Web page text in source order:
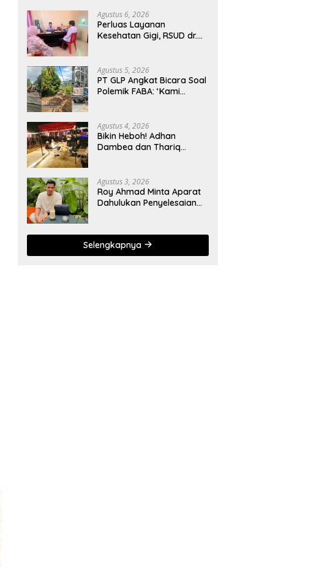
Agustus 6, 2026
Perluas Layanan
Kesehatan Gigi, RSUD dr.
Konservasi Gigi
Agustus 5, 2026
PT GLP Angkat Bicara Soal
Polemik FABA: ‘Kami
Agustus 4, 2026
Bikin Heboh! Adhan
Dambea dan Thariq
Agustus 3, 2026
Roy Ahmad Minta Aparat
Dahulukan Penyelesaian
Selengkapnya